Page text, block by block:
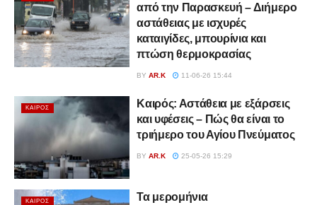
από την Παρασκευή – Διήμερο
αστάθειας με ισχυρές
καταιγίδες, μπουρίνια και
πτώση θερμοκρασίας
BY AR.K 11-06-26 15:44
ΚΑΙΡΌΣ
Καιρός: Αστάθεια με εξάρσεις
και υφέσεις – Πώς θα είναι το
τριήμερο του Αγίου Πνεύματος
BY AR.K 25-05-26 15:29
ΚΑΙΡΌΣ
Τα μερομήνια